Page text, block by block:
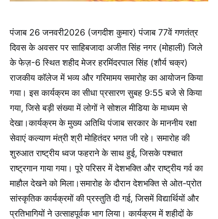
पंजाब 26 जनवरी2026 (जगदीश कुमार) पंजाब 77वें गणतंत्र
दिवस के अवसर पर साहिबजादा अजीत सिंह नगर (मोहाली) जिले
के फेज़-6 स्थित शहीद मेजर हरमिंदरपाल सिंह (शौर्य चक्र)
राजकीय कॉलेज में भव्य और गरिमामय समारोह का आयोजन किया
गया। इस कार्यक्रम का सीधा प्रसारण सुबह 9:55 बजे से किया
गया, जिसे बड़ी संख्या में लोगों ने सोशल मीडिया के माध्यम से
देखा।कार्यक्रम के मुख्य अतिथि पंजाब सरकार के माननीय रक्षा
सेवाएं कल्याण मंत्री श्री मोहितंदर भगत जी रहे। समारोह की
शुरुआत राष्ट्रीय ध्वज फहराने के साथ हुई, जिसके पश्चात
राष्ट्रगान गाया गया। पूरे परिसर में देशभक्ति और राष्ट्रीय गर्व का
माहौल देखने को मिला।समारोह के दौरान देशभक्ति से ओत-प्रोत
सांस्कृतिक कार्यक्रमों की प्रस्तुति दी गई, जिसमें विद्यार्थियों और
प्रतिभागियों ने उत्साहपूर्वक भाग लिया। कार्यक्रम में शहीदों के